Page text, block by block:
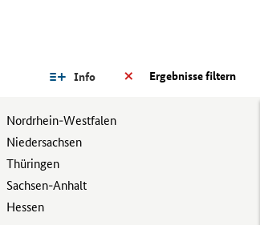
Ergebnisse filtern
Info
Nordrhein-Westfalen
Niedersachsen
Thüringen
Sachsen-Anhalt
Hessen